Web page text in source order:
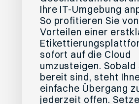
Ihre IT-Umgebung
So profitieren Sie
Vorteilen einer
sofort auf die Cloud
umzusteigen. Sobald
bereit sind, steht
einfache Übergang
jederzeit offen.